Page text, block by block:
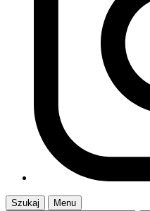
Szukaj
Menu